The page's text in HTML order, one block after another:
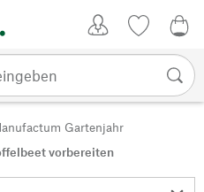
Gartenjahr
vorbereiten